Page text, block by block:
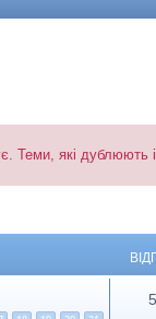
Теми, які